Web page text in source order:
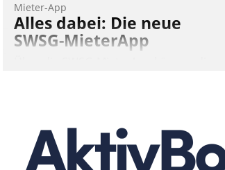
Mieter-App
Alles dabei: Die neue
SWSG-MieterApp
einsehen und ändern oder
Schadensmeldungen abgeben – rund um
die Uhr.